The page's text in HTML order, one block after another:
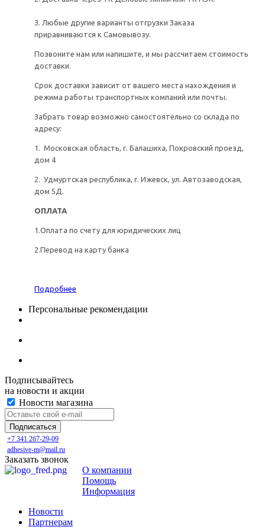
3. Любые другие варианты отгрузки Заказа
приравниваются к Самовывозу.
Позвоните нам или напишите, и мы рассчитаем стоимость
доставки.
Срок доставки зависит от вашего места нахождения и
режима работы транспортных компаний или почты.
Забрать товар возможно самостоятельно со склада по
адресу:
1. Московская область, г. Балашиха, Покровский проезд,
дом 4
2. Удмуртская республика, г. Ижевск, ул. Автозаводская,
дом 5Д.
ОПЛАТА
1.Оплата по счету для юридических лиц
2.Перевод на карту банка
Подробнее
Персональные рекомендации
Подписывайтесь
на новости и акции
Новости магазина
+7 341 267-29-09
adhesive-m@mail.ru
Заказать звонок
О компании
Помощь
Информация
Новости
Партнерам